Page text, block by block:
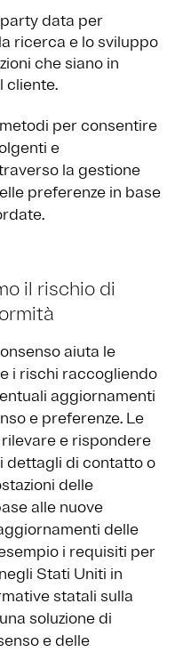
data per
ricerca e lo sviluppo
che siano in
cliente.
per consentire
e
la gestione
preferenze in base
il rischio di
aiuta le
i rischi raccogliendo
aggiornamenti
e preferenze. Le
e rispondere
dettagli di contatto o
delle
alle nuove
delle
i requisiti per
Stati Uniti in
statali sulla
soluzione di
e delle